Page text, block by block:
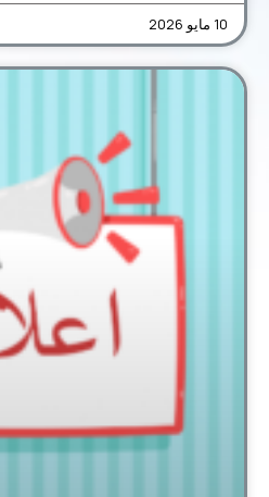
10 مايو 2026